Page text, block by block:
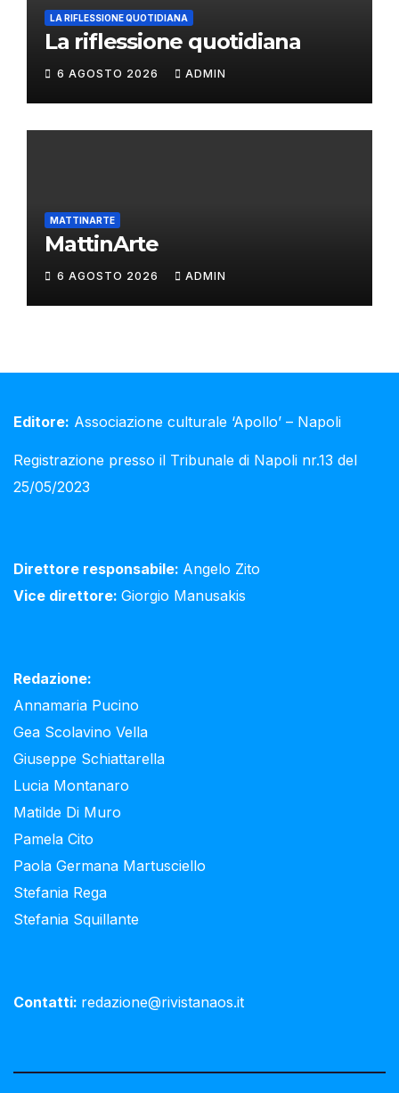
LA RIFLESSIONE QUOTIDIANA
La riflessione quotidiana
6 AGOSTO 2026 ADMIN
MATTINARTE
MattinArte
6 AGOSTO 2026 ADMIN
Editore: Associazione culturale ‘Apollo’ – Napoli
Registrazione presso il Tribunale di Napoli nr.13 del
25/05/2023
Direttore responsabile: Angelo Zito
Vice direttore: Giorgio Manusakis
Redazione:
Annamaria Pucino
Gea Scolavino Vella
Giuseppe Schiattarella
Lucia Montanaro
Matilde Di Muro
Pamela Cito
Paola Germana Martusciello
Stefania Rega
Stefania Squillante
Contatti: redazione@rivistanaos.it